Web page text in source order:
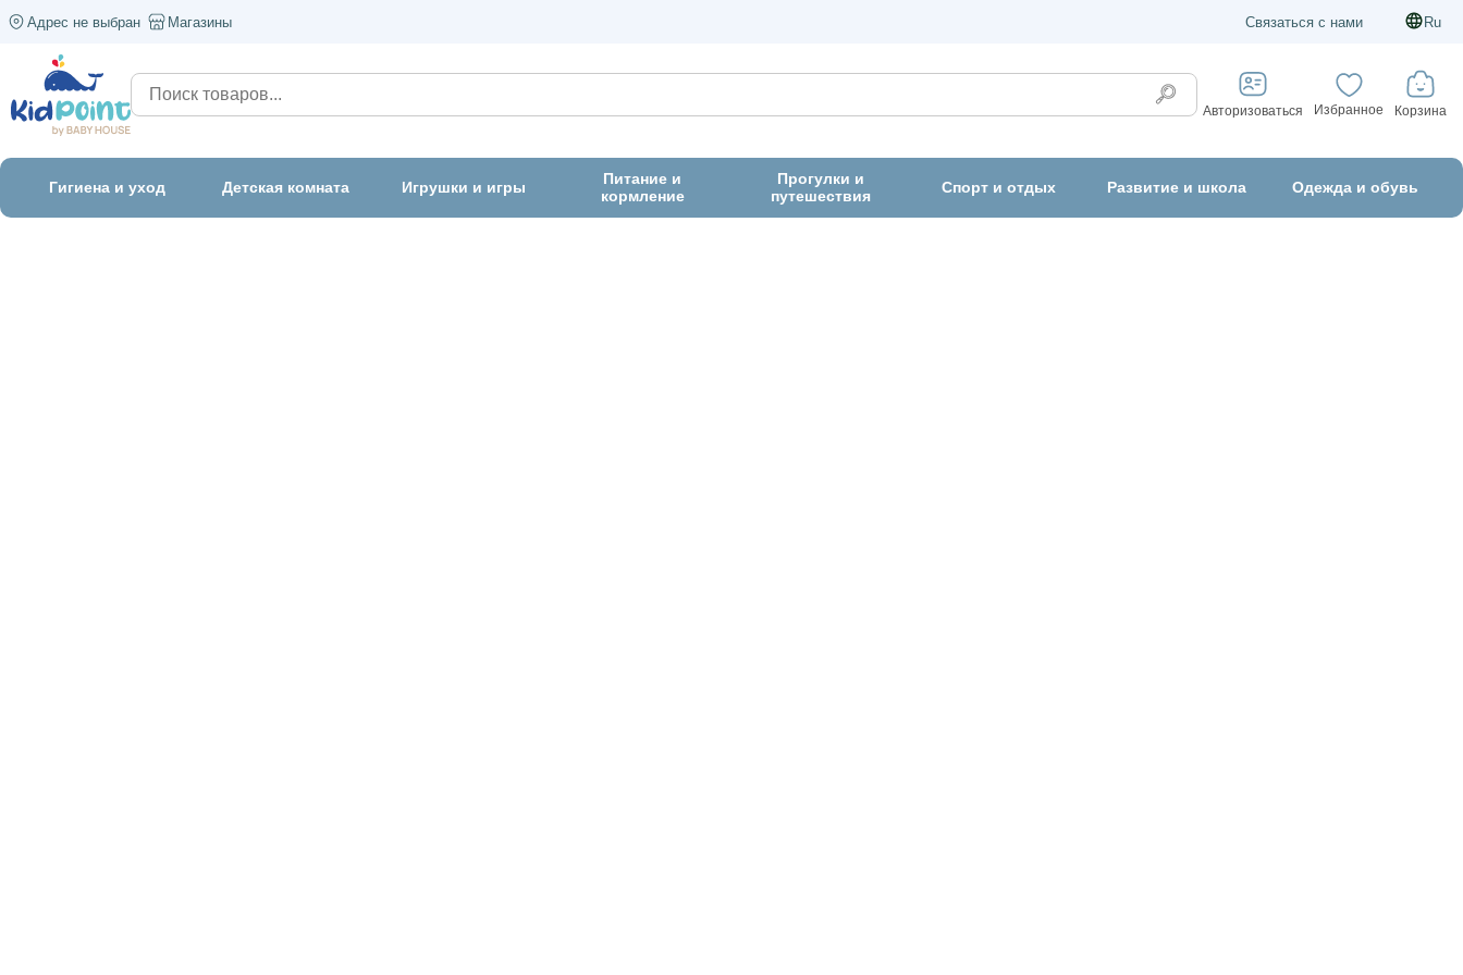
Адрес не выбран Магазины Связаться с нами Ru
Авторизоваться Избранное Корзина
Гигиена и уход Детская комната Игрушки и игры
Питание и
кормление
Прогулки и
путешествия
Спорт и отдых Развитие и школа Одежда и обувь